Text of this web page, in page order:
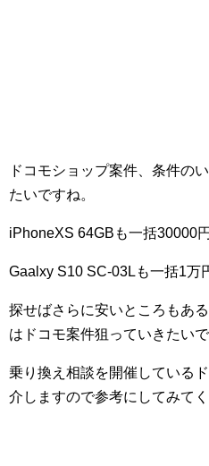
ドコモショップ案件、条件の
たいですね。
iPhoneXS 64GBも一括30000
Gaalxy S10 SC-03Lも一括1万
探せばさらに安いところもあ
はドコモ案件狙っていきたいで
乗り換え相談を開催している
介しますので参考にしてみてく